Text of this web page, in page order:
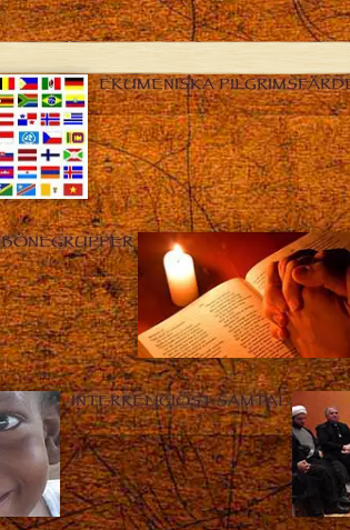
EKUMENISKA
BÖNEGRUPPER
INTERRELIGIÖST SAMTAL